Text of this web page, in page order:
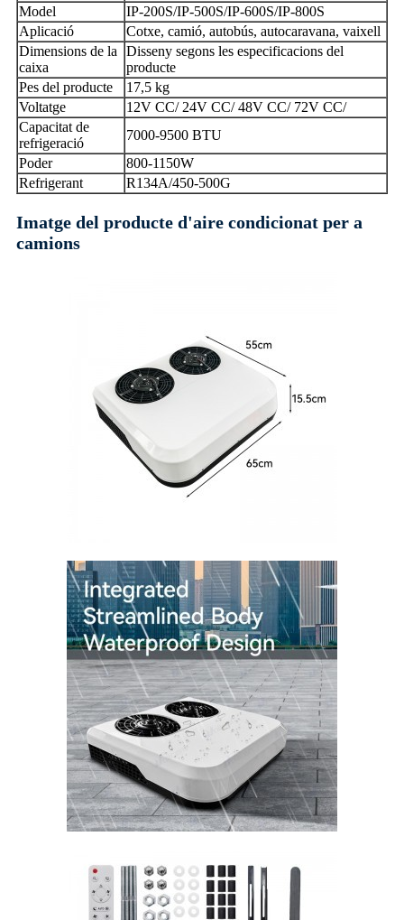
Model
IP-200S/IP-500S/IP-600S/IP-800S
Aplicació
Cotxe, camió, autobús, autocaravana, vaixell
Dimensions de la
caixa
Disseny segons les especificacions del
producte
Pes del producte
17,5 kg
Voltatge
12V CC/ 24V CC/ 48V CC/ 72V CC/
Capacitat de
refrigeració
7000-9500 BTU
Poder
800-1150W
Refrigerant
R134A/450-500G
Imatge del producte d'aire condicionat per a
camions